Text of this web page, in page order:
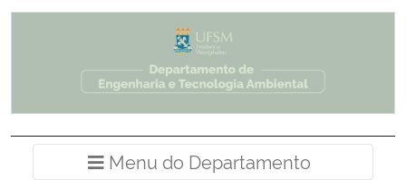
Ministério da Cidadania
Ministério de Minas e Energia
Ministério da Ciência, Tecnologia, Inovações e Comunicações
Menu do Departamento